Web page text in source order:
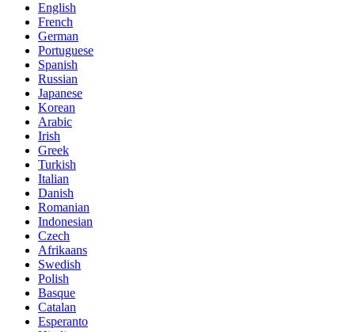
English
French
German
Portuguese
Spanish
Russian
Japanese
Korean
Arabic
Irish
Greek
Turkish
Italian
Danish
Romanian
Indonesian
Czech
Afrikaans
Swedish
Polish
Basque
Catalan
Esperanto